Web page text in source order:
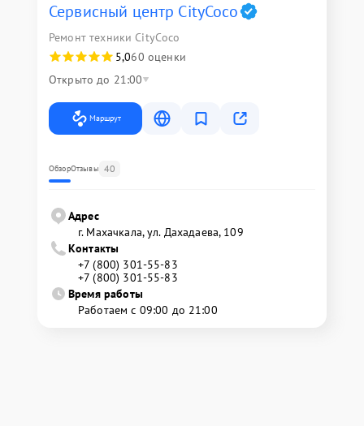
Сервисный центр CityCoco
Ремонт техники CityCoco
5,060 оценки
Открыто до 21:00
Маршрут
ОбзорОтзывы 40
Адрес
г. Махачкала, ул. Дахадаева, 109
Контакты
+7 (800) 301-55-83
+7 (800) 301-55-83
Время работы
Работаем с 09:00 до 21:00